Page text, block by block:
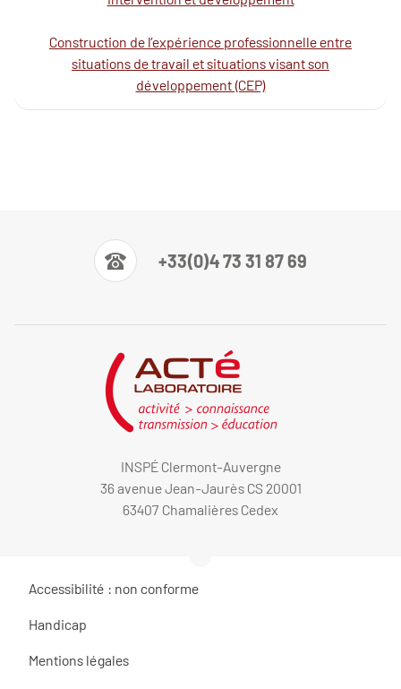
Construction de l’expérience professionnelle entre
situations de travail et situations visant son
développement (CEP)
+33(0)4 73 31 87 69
INSPÉ Clermont-Auvergne
36 avenue Jean-Jaurès CS 20001
63407 Chamalières Cedex
Accessibilité : non conforme
Handicap
Mentions légales